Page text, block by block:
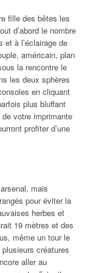
fille des bêtes les
d’abord le nombre
et à l’éclairage de
américain, plan
la rencontre le
les deux sphères
en cliquant
plus bluffant
votre imprimante
profiter d’une
mais
pour éviter la
herbes et
19 mètres et des
même un tour le
créatures
aller au